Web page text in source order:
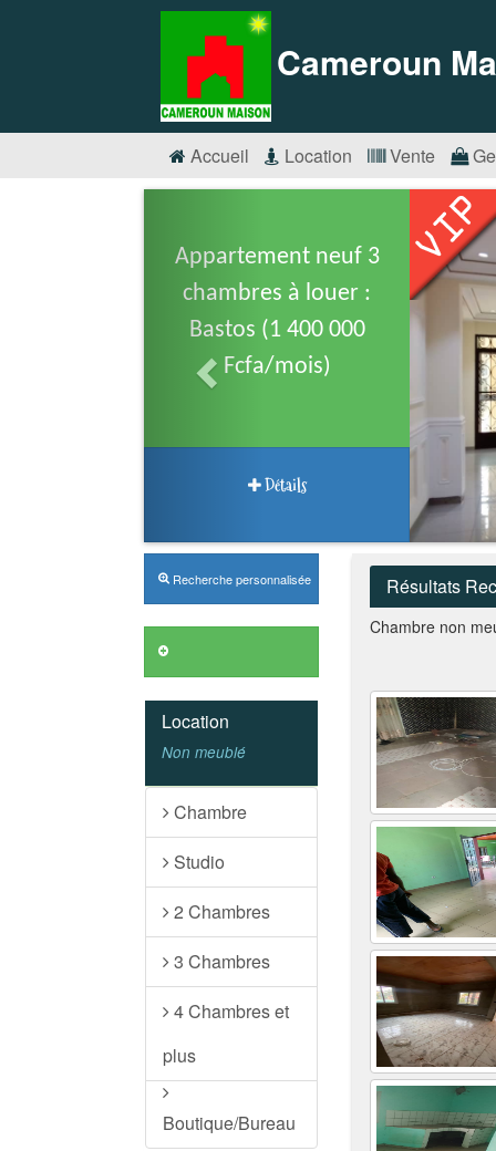
Cameroun
Accueil Location Vente
Appartement neuf 3
chambres à louer :
Bastos (1 400 000
Fcfa/mois)
Détails
Recherche personnalisée
Location
Non meublé
Chambre
Studio
2 Chambres
3 Chambres
4 Chambres et
plus
Boutique/Bureau
Résultats
Chambre non